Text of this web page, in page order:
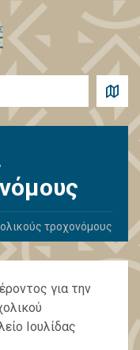
τροχονόμους
για την
Ιουλίδας